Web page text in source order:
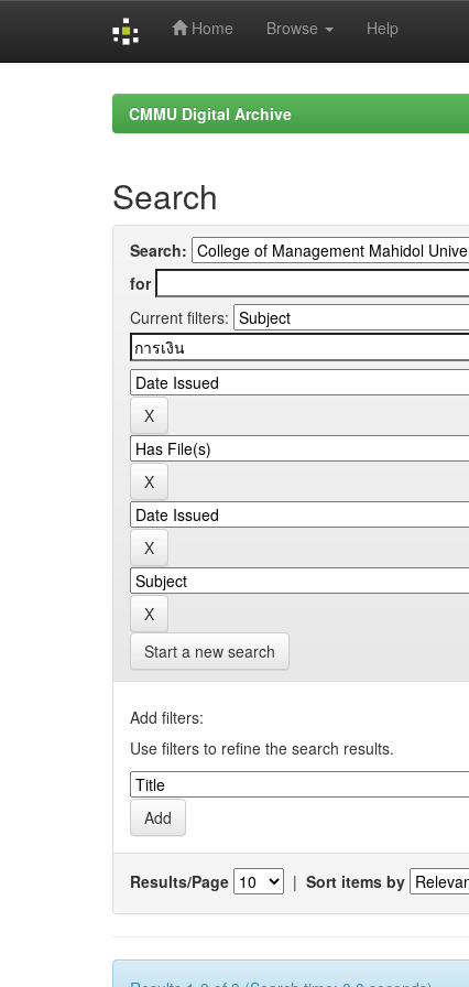
Home Browse Help
CMMU Digital Archive
Search
Search:
for
Current filters:
Start a new search
Add filters:
Use filters to refine the search results.
Results/Page | Sort items by